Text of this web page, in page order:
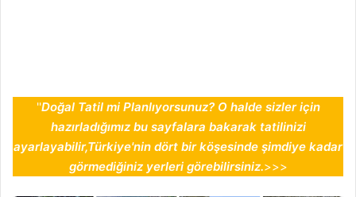
''Doğal Tatil mi Planlıyorsunuz? O halde sizler için
hazırladığımız bu sayfalara bakarak tatilinizi
ayarlayabilir,Türkiye'nin dört bir köşesinde şimdiye kadar
görmediğiniz yerleri görebilirsiniz.>>>